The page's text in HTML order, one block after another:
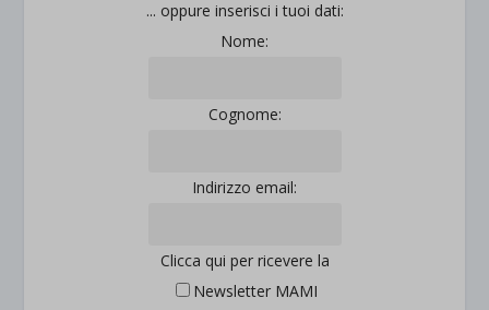
... oppure inserisci i tuoi dati:
Nome:
Cognome:
Indirizzo email:
Clicca qui per ricevere la
Newsletter MAMI